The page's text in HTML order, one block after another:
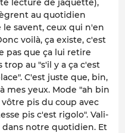
au quotidien
savent, ceux qui n'en
voilà, ça existe, c'est
pas que ça lui retire
au "s'il y a ça c'est
C'est juste que, bin,
mes yeux. Mode "ah bin
pis du coup avec
pis c'est rigolo". Vali-
dans notre quotidien. Et